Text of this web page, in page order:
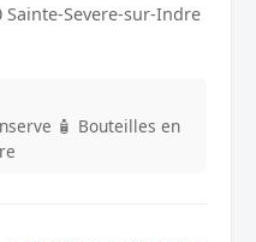
Sainte-Severe-sur-Indre
🧴 Bouteilles en